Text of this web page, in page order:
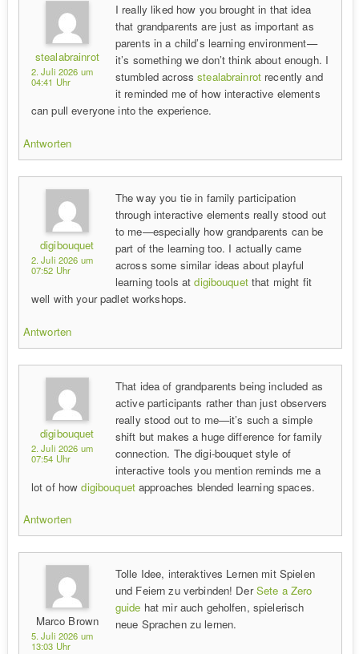
stealabrainrot
2. Juli 2026 um
04:41 Uhr
I really liked how you brought in that idea
that grandparents are just as important as
parents in a child’s learning environment—
it’s something we don’t think about enough. I
stumbled acrossstealabrainrot recently and
it reminded me of how interactive elements
can pull everyone into the experience.
Antworten
digibouquet
2. Juli 2026 um
07:52 Uhr
The way you tie in family participation
through interactive elements really stood out
to me—especially how grandparents can be
part of the learning too. I actually came
across some similar ideas about playful
learning tools atdigibouquetthat might fit
well with your padlet workshops.
Antworten
digibouquet
2. Juli 2026 um
07:54 Uhr
That idea of grandparents being included as
active participants rather than just observers
really stood out to me—it’s such a simple
shift but makes a huge difference for family
connection. The digi-bouquet style of
interactive tools you mention reminds me a
lot of howdigibouquetapproaches blended learning spaces.
Antworten
Marco Brown
5. Juli 2026 um
13:03 Uhr
Tolle Idee, interaktives Lernen mit Spielen
und Feiern zu verbinden! DerSete a Zero
guide hat mir auch geholfen, spielerisch
neue Sprachen zu lernen.